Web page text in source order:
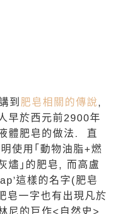
到 肥皂相關的傳說,
早於西元前2900年
體肥皂的做法. 直
使用｢動物油脂+燃
燼｣的肥皂, 而高盧
這樣的名字(肥皂
一字也有出現凡於
尼的巨作<自然史>